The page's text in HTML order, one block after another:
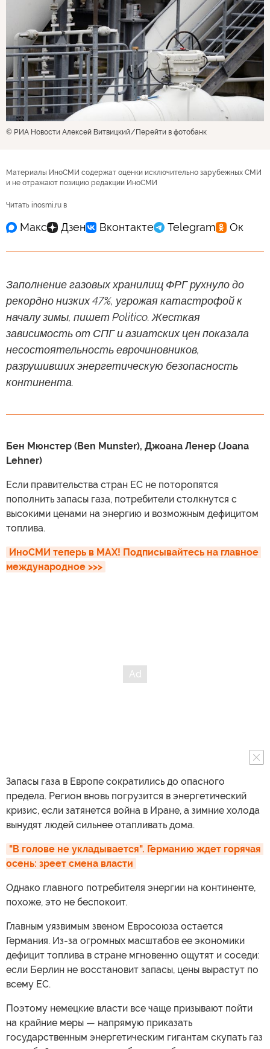
© РИА Новости Алексей Витвицкий Перейти в фотобанк
Материалы ИноСМИ содержат оценки исключительно зарубежных СМИ
и не отражают позицию редакции ИноСМИ
Читать inosmi.ru в
Заполнение газовых хранилищ ФРГ рухнуло до
рекордно низких 47%, угрожая катастрофой к
началу зимы, пишет Politico. Жесткая
зависимость от СПГ и азиатских цен показала
несостоятельность еврочиновников,
разрушивших энергетическую безопасность
континента.
Бен Мюнстер (Ben Munster), Джоана Ленер (Joana
Lehner)
Если правительства стран ЕС не поторопятся
пополнить запасы газа, потребители столкнутся с
высокими ценами на энергию и возможным дефицитом
топлива.
ИноСМИ теперь в MAX! Подписывайтесь на главное
международное >>>
Запасы газа в Европе сократились до опасного
предела. Регион вновь погрузится в энергетический
кризис, если затянется война в Иране, а зимние холода
вынудят людей сильнее отапливать дома.
"В голове не укладывается". Германию ждет горячая
осень: зреет смена власти
Однако главного потребителя энергии на континенте,
похоже, это не беспокоит.
Главным уязвимым звеном Евросоюза остается
Германия. Из-за огромных масштабов ее экономики
дефицит топлива в стране мгновенно ощутят и соседи:
если Берлин не восстановит запасы, цены вырастут по
всему ЕС.
Поэтому немецкие власти все чаще призывают пойти
на крайние меры — напрямую приказать
государственным энергетическим гигантам скупать газ